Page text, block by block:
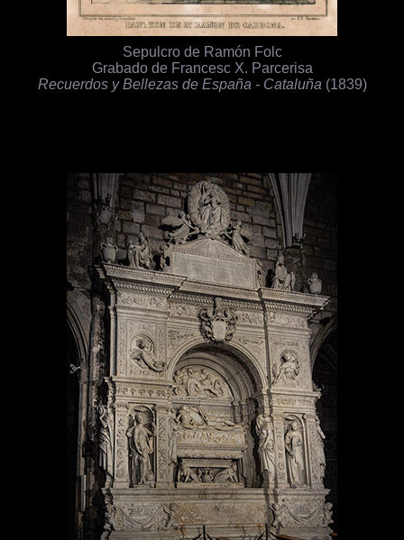
Sepulcro de Ramón Folc
Grabado de Francesc X. Parcerisa
Recuerdos y Bellezas de España - Cataluña (1839)